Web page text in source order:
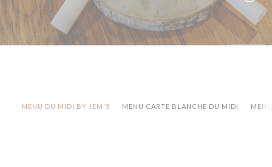
MENU DU MIDI BY JEM'S MENU CARTE BLANCHE DU MIDI